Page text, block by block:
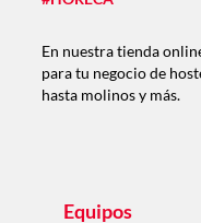
En nuestra tienda
para tu negocio de
hasta molinos y más.
Equipos